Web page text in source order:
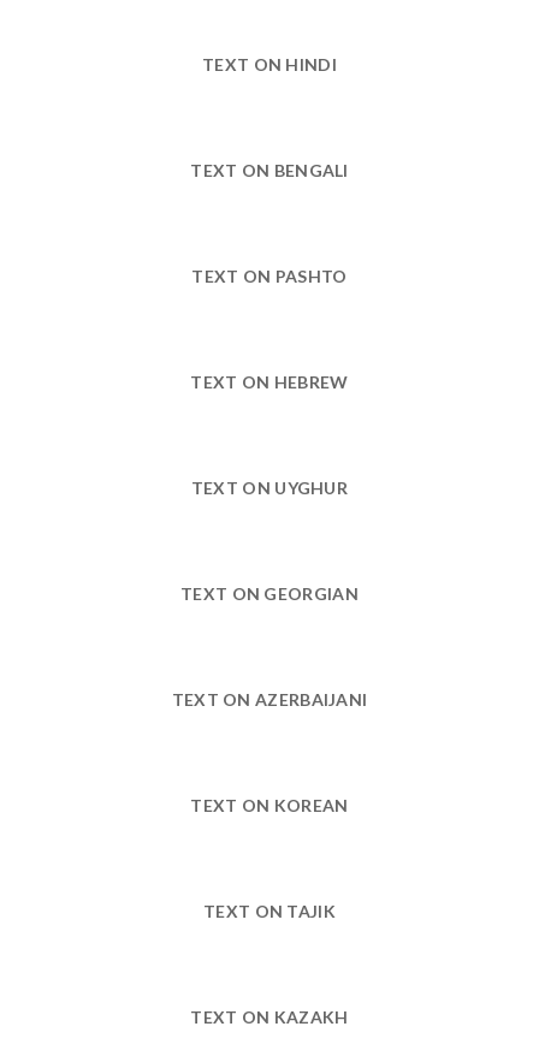
TEXT ON HINDI
TEXT ON BENGALI
TEXT ON PASHTO
TEXT ON HEBREW
TEXT ON UYGHUR
TEXT ON GEORGIAN
TEXT ON AZERBAIJANI
TEXT ON KOREAN
TEXT ON TAJIK
TEXT ON KAZAKH